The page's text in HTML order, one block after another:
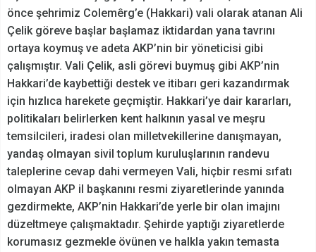
önce şehrimiz Colemêrg’e (Hakkari) vali olarak atanan Ali
Çelik göreve başlar başlamaz iktidardan yana tavrını
ortaya koymuş ve adeta AKP’nin bir yöneticisi gibi
çalışmıştır. Vali Çelik, asli görevi buymuş gibi AKP’nin
Hakkari’de kaybettiği destek ve itibarı geri kazandırmak
için hızlıca harekete geçmiştir. Hakkari’ye dair kararları,
politikaları belirlerken kent halkının yasal ve meşru
temsilcileri, iradesi olan milletvekillerine danışmayan,
yandaş olmayan sivil toplum kuruluşlarının randevu
taleplerine cevap dahi vermeyen Vali, hiçbir resmi sıfatı
olmayan AKP il başkanını resmi ziyaretlerinde yanında
gezdirmekte, AKP’nin Hakkari’de yerle bir olan imajını
düzeltmeye çalışmaktadır. Şehirde yaptığı ziyaretlerde
korumasız gezmekle övünen ve halkla yakın temasta